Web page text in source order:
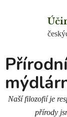
v
á
m
Naší filozofií je
přírody